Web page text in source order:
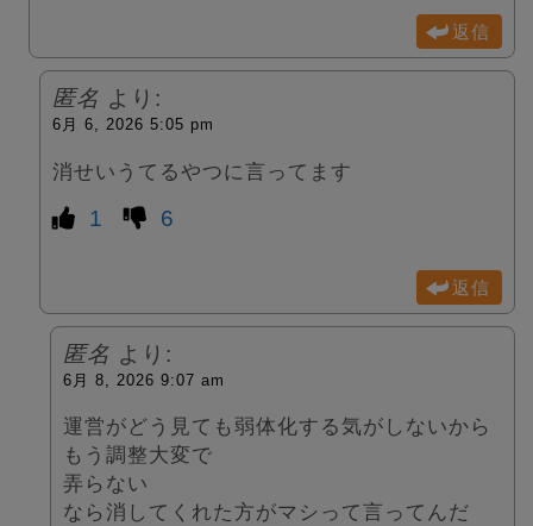
返信
匿名 より:
6月 6, 2026 5:05 pm
消せいうてるやつに言ってます
1 6
返信
匿名 より:
6月 8, 2026 9:07 am
運営がどう見ても弱体化する気がしないから
もう調整大変で
弄らない
なら消してくれた方がマシって言ってんだ